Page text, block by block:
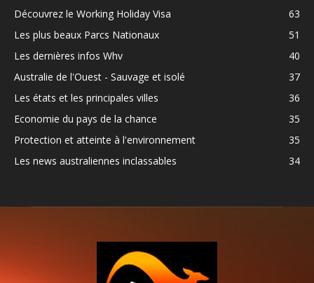
Découvrez le Working Holiday Visa
63
Les plus beaux Parcs Nationaux
51
Les dernières infos Whv
40
Australie de l'Ouest - Sauvage et isolé
37
Les états et les principales villes
36
Economie du pays de la chance
35
Protection et atteinte à l'environnement
35
Les news australiennes inclassables
34